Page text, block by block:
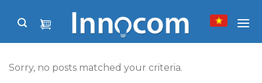
Sorry, no posts matched your criteria.